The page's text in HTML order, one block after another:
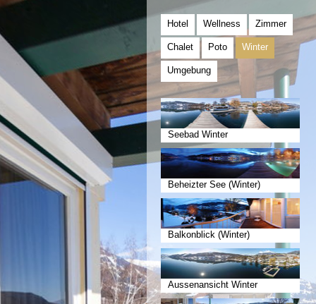
Hotel Wellness Zimmer
Chalet Poto Winter
Umgebung
Seebad Winter
Beheizter See (Winter)
Balkonblick (Winter)
Aussenansicht Winter